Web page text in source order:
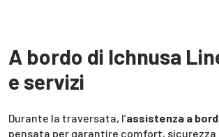
A bordo di Ichnusa
e servizi
Durante la traversata, l’assistenza a
pensata per garantire comfort,